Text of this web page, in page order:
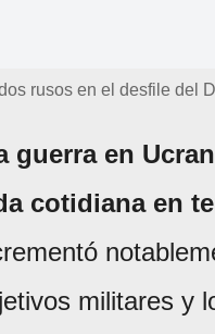
rusos en el desfile del
guerra en
cotidiana en
militares y